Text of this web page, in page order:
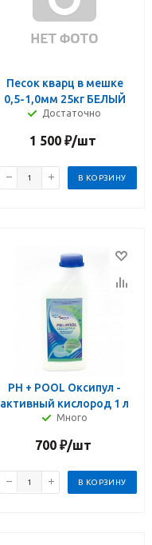
Песок кварц в мешке
0,5-1,0мм 25кг БЕЛЫЙ
Достаточно
1 500 ₽/шт
В КОРЗИНУ
PH + POOL Оксипул -
активный кислород 1 л
Много
700₽/шт
В КОРЗИНУ